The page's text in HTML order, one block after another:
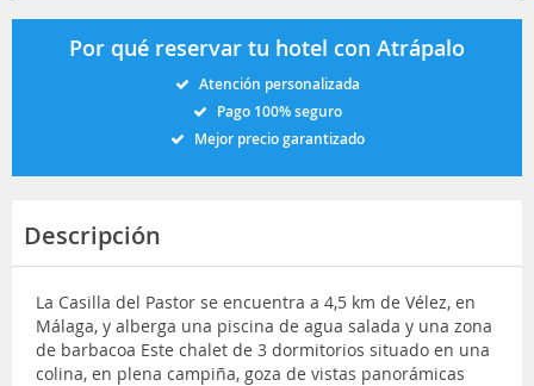
Por qué reservar tu hotel con Atrápalo
Atención personalizada
Pago 100% seguro
Mejor precio garantizado
Descripción
La Casilla del Pastor se encuentra a 4,5 km de Vélez, en
Málaga, y alberga una piscina de agua salada y una zona
de barbacoa Este chalet de 3 dormitorios situado en una
colina, en plena campiña, goza de vistas panorámicas